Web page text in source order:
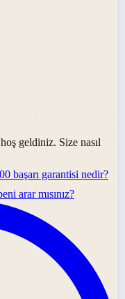
geldiniz. Size nasıl
başarı garantisi nedir?
arar mısınız?